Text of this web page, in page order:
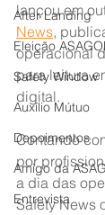
After Landing
Eleição
Safety Window
Auxílio Mútuo
Depoimentos
Amigo da
Entrevista
lançou em
News,
operacional
para leitura
digital.
Contando
por
a dia das
Safety News